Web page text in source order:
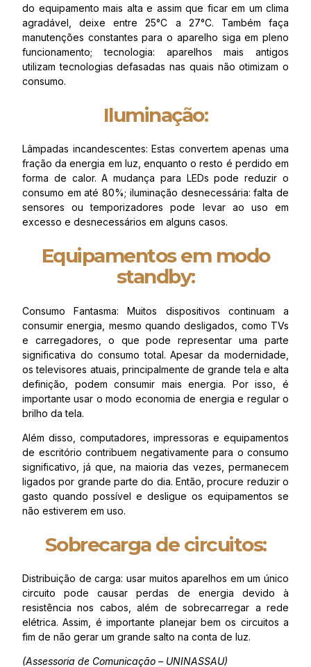
do equipamento mais alta e assim que ficar em um clima
agradável, deixe entre 25°C a 27°C. Também faça
manutenções constantes para o aparelho siga em pleno
funcionamento; tecnologia: aparelhos mais antigos
utilizam tecnologias defasadas nas quais não otimizam o
consumo.
Iluminação:
Lâmpadas incandescentes: Estas convertem apenas uma
fração da energia em luz, enquanto o resto é perdido em
forma de calor. A mudança para LEDs pode reduzir o
consumo em até 80%; iluminação desnecessária: falta de
sensores ou temporizadores pode levar ao uso em
excesso e desnecessários em alguns casos.
Equipamentos em modo
standby:
Consumo Fantasma: Muitos dispositivos continuam a
consumir energia, mesmo quando desligados, como TVs
e carregadores, o que pode representar uma parte
significativa do consumo total. Apesar da modernidade,
os televisores atuais, principalmente de grande tela e alta
definição, podem consumir mais energia. Por isso, é
importante usar o modo economia de energia e regular o
brilho da tela.
Além disso, computadores, impressoras e equipamentos
de escritório contribuem negativamente para o consumo
significativo, já que, na maioria das vezes, permanecem
ligados por grande parte do dia. Então, procure reduzir o
gasto quando possível e desligue os equipamentos se
não estiverem em uso.
Sobrecarga de circuitos:
Distribuição de carga: usar muitos aparelhos em um único
circuito pode causar perdas de energia devido à
resistência nos cabos, além de sobrecarregar a rede
elétrica. Assim, é importante planejar bem os circuitos a
fim de não gerar um grande salto na conta de luz.
(Assessoria de Comunicação – UNINASSAU)